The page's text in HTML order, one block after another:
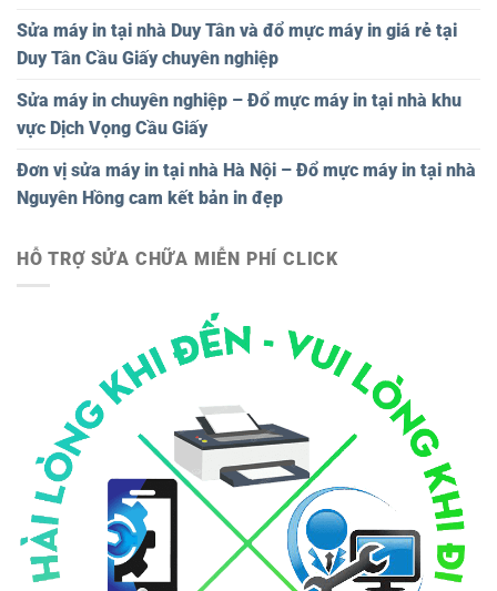
Sửa máy in tại nhà Duy Tân và đổ mực máy in giá rẻ tại
Duy Tân Cầu Giấy chuyên nghiệp
Sửa máy in chuyên nghiệp – Đổ mực máy in tại nhà khu
vực Dịch Vọng Cầu Giấy
Đơn vị sửa máy in tại nhà Hà Nội – Đổ mực máy in tại nhà
Nguyên Hồng cam kết bản in đẹp
HỖ TRỢ SỬA CHỮA MIỄN PHÍ CLICK